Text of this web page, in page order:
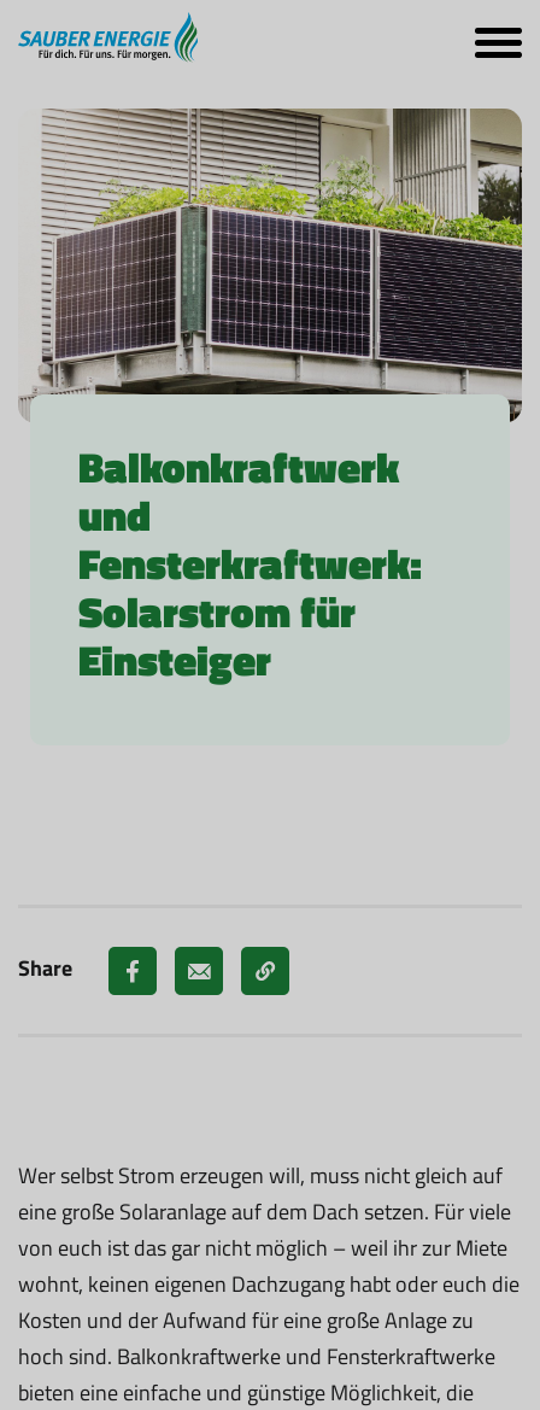
Balkonkraftwerk
und
Fensterkraftwerk:
Solarstrom für
Einsteiger
Share
Wer selbst Strom erzeugen will, muss nicht gleich auf
eine große Solaranlage auf dem Dach setzen. Für viele
von euch ist das gar nicht möglich – weil ihr zur Miete
wohnt, keinen eigenen Dachzugang habt oder euch die
Kosten und der Aufwand für eine große Anlage zu
hoch sind. Balkonkraftwerke und Fensterkraftwerke
bieten eine einfache und günstige Möglichkeit, die